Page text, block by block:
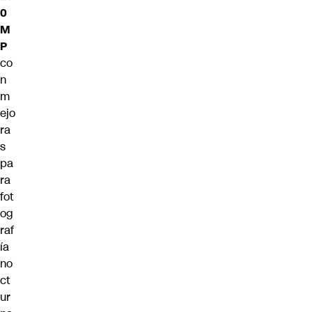
0
M
P
co
n
m
ejo
ra
s
pa
ra
fot
og
raf
ía
no
ct
ur